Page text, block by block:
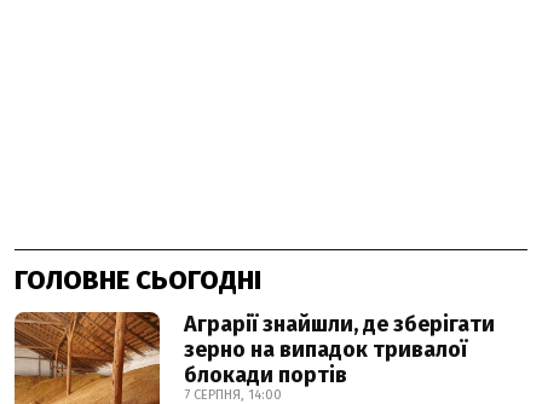
ГОЛОВНЕ СЬОГОДНІ
Аграрії знайшли, де зберігати
зерно на випадок тривалої
блокади портів
7 СЕРПНЯ, 14:00